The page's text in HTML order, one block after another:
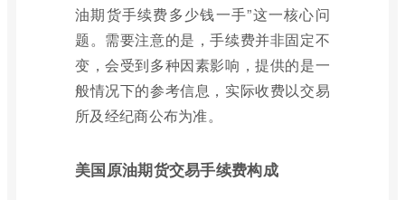
油期货手续费多少钱一手”这一核心问
题。需要注意的是，手续费并非固定不
变，会受到多种因素影响，提供的是一
般情况下的参考信息，实际收费以交易
所及经纪商公布为准。
美国原油期货交易手续费构成